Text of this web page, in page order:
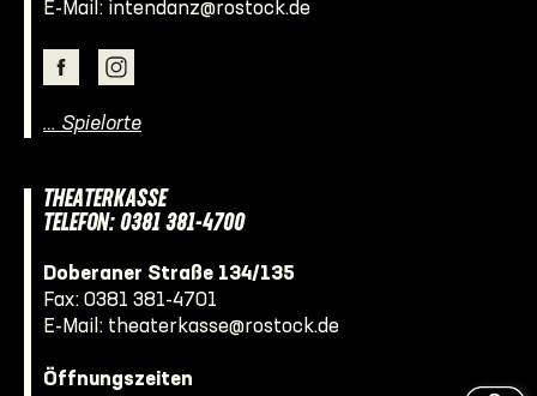
E-Mail: intendanz@rostock.de
… Spielorte
THEATERKASSE
TELEFON: 0381 381-4700
Doberaner Straße 134/135
Fax: 0381 381-4701
E-Mail: theaterkasse@rostock.de
Öffnungszeiten